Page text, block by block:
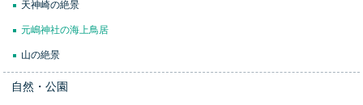
天神崎の絶景
元嶋神社の海上鳥居
山の絶景
自然・公園